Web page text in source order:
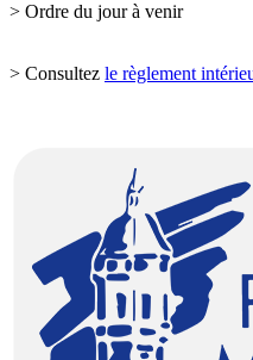
> Ordre du jour à venir
> Consultez le règlement